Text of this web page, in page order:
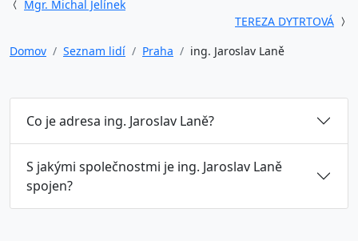
Mgr. Michal Jelínek
TEREZA DYTRTOVÁ
Domov
Seznam lidí Praha ing. Jaroslav Laně
Co je adresa ing. Jaroslav Laně?
S jakými společnostmi je ing. Jaroslav Laně
spojen?